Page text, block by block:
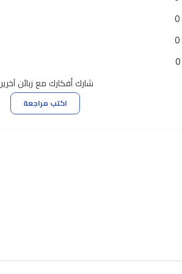
0
0
0
شارك أفكارك مع زبائن
اكتب مراجعة